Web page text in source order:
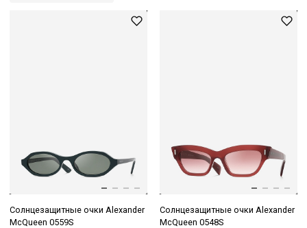
Солнцезащитные очки Alexander
McQueen 0559S
Солнцезащитные очки Alexander
McQueen 0548S